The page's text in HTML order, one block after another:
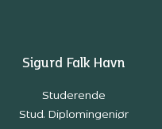
Sigurd Falk Havn
Studerende
Stud. Diplomingeniør